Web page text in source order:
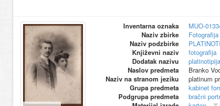
Inventarna oznaka
MUO-
Naziv zbirke
Naziv podzbirke
Književni naziv
fotografija
Dodatak nazivu
platinotipija
Naslov predmeta
Branko
Naziv na stranom jeziku
platinum
Grupa predmeta
kabinet
Podgrupa predmeta
bračni